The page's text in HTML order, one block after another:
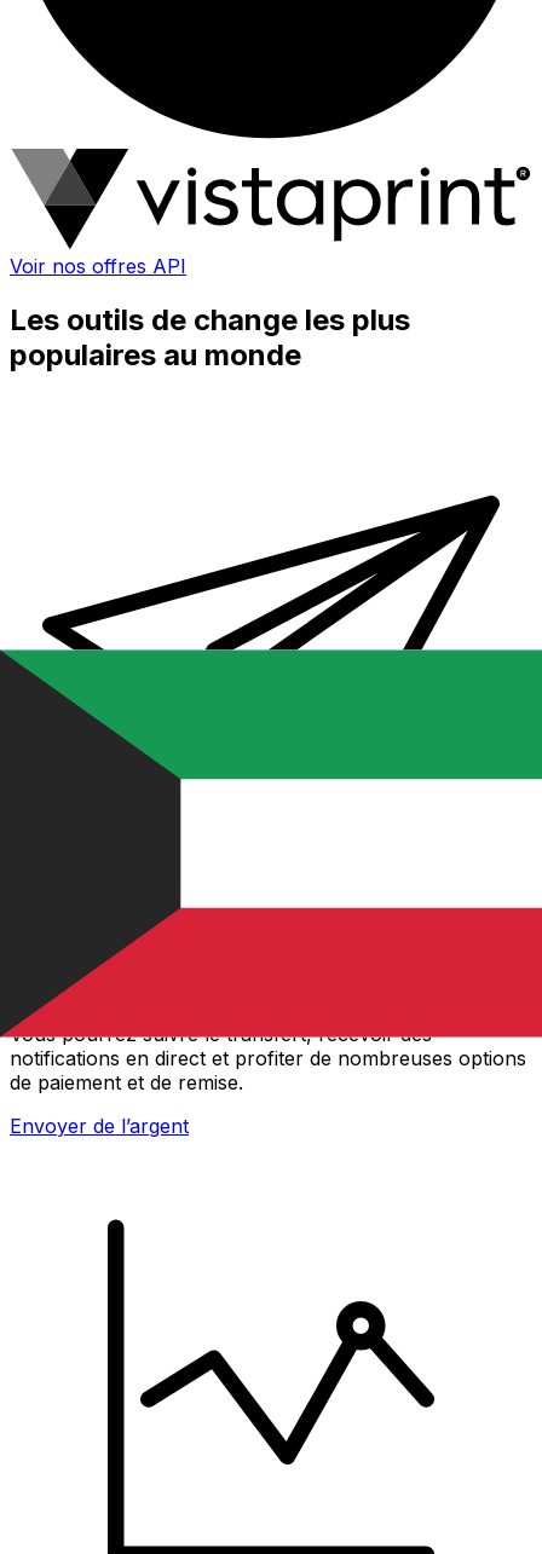
Voir nos offres API
Les outils de change les plus
populaires au monde
Transferts d'argent internationaux avec Xe
Envoyez de l'argent en ligne de façon sûre et rapide.
Vous pourrez suivre le transfert, recevoir des
notifications en direct et profiter de nombreuses options
de paiement et de remise.
Envoyer de l’argent